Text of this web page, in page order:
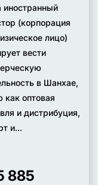
иностранный
(корпорация
лицо)
вести
в Шанхае,
как оптовая
и дистрибуция,
и...
885